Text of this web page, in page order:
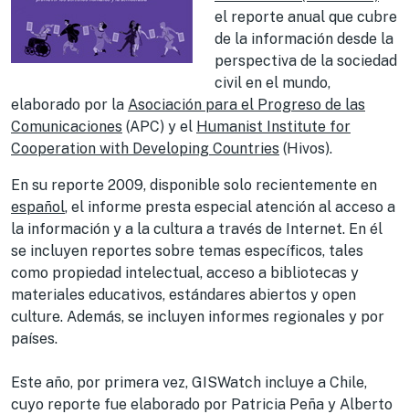
el reporte anual que cubre
de la información desde la
perspectiva de la sociedad
civil en el mundo,
elaborado por la Asociación para el Progreso de las
Comunicaciones (APC) y el Humanist Institute for
Cooperation with Developing Countries (Hivos).
En su reporte 2009, disponible solo recientemente en
español, el informe presta especial atención al acceso a
la información y a la cultura a través de Internet. En él
se incluyen reportes sobre temas específicos, tales
como propiedad intelectual, acceso a bibliotecas y
materiales educativos, estándares abiertos y open
culture. Además, se incluyen informes regionales y por
países.
Este año, por primera vez, GISWatch incluye a Chile,
cuyo reporte fue elaborado por Patricia Peña y Alberto